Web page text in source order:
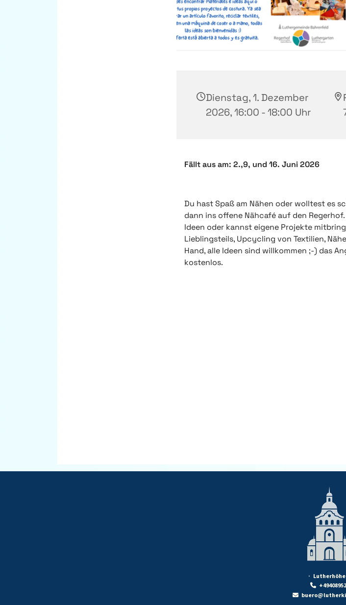
Dienstag, 1. Dezember
2026, 16:00 - 18:00 Uhr
Fällt aus am: 2.,9, und 16. Juni 2026
Du hast Spaß am Nähen oder wolltest es
dann ins offene Nähcafé auf den
Ideen oder kannst eigene Projekte
Lieblingsteils, Upcycling von Textilien,
Hand, alle Ideen sind willkommen ;-) das
kostenlos.
· Lutherhöhe

